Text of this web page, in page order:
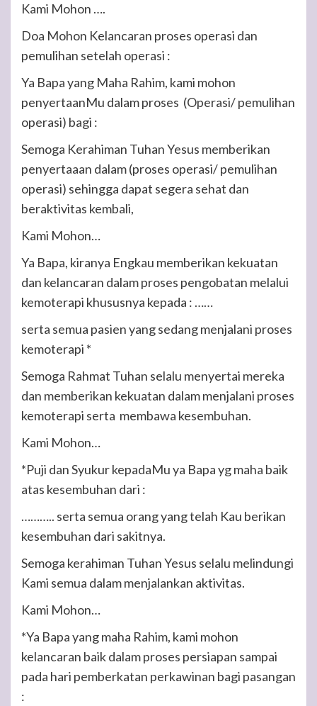
Kami Mohon ….
Doa Mohon Kelancaran proses operasi dan
pemulihan setelah operasi :
Ya Bapa yang Maha Rahim, kami mohon
penyertaanMu dalam proses (Operasi/ pemulihan
operasi) bagi :
Semoga Kerahiman Tuhan Yesus memberikan
penyertaaan dalam (proses operasi/ pemulihan
operasi) sehingga dapat segera sehat dan
beraktivitas kembali,
Kami Mohon…
Ya Bapa, kiranya Engkau memberikan kekuatan
dan kelancaran dalam proses pengobatan melalui
kemoterapi khususnya kepada : ……
serta semua pasien yang sedang menjalani proses
kemoterapi *
Semoga Rahmat Tuhan selalu menyertai mereka
dan memberikan kekuatan dalam menjalani proses
kemoterapi serta membawa kesembuhan.
Kami Mohon…
*Puji dan Syukur kepadaMu ya Bapa yg maha baik
atas kesembuhan dari :
……….. serta semua orang yang telah Kau berikan
kesembuhan dari sakitnya.
Semoga kerahiman Tuhan Yesus selalu melindungi
Kami semua dalam menjalankan aktivitas.
Kami Mohon…
*Ya Bapa yang maha Rahim, kami mohon
kelancaran baik dalam proses persiapan sampai
pada hari pemberkatan perkawinan bagi pasangan
: